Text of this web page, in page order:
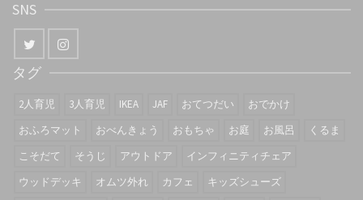
SNS
タグ
2人育児 3人育児 IKEA JAF おてつだい
おでかけ
おふろマット
おべんきょう おもちゃ お庭 お風呂
くるま
こそだて
そうじ アウトドア
インフィニティチェア
ウッドデッキ
オムツ外れ カフェ
キッズシューズ